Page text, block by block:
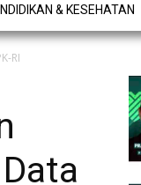
& KESEHATAN
RI